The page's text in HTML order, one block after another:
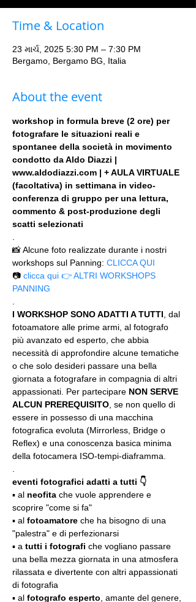
Time & Location
23 માર્ચ, 2025 5:30 PM – 7:30 PM
Bergamo, Bergamo BG, Italia
About the event
workshop in formula breve (2 ore) per
fotografare le situazioni reali e
spontanee della società in movimento
condotto da Aldo Diazzi |
www.aldodiazzi.com | + AULA VIRTUALE
(facoltativa) in settimana in video-
conferenza di gruppo per una lettura,
commento & post-produzione degli
scatti selezionati
📸 Alcune foto realizzate durante i nostri
workshops sul Panning: CLICCA QUI
📷 clicca qui 👉 ALTRI WORKSHOPS
PANNING
I WORKSHOP SONO ADATTI A TUTTI , dal
fotoamatore alle prime armi, al fotografo
più avanzato ed esperto, che abbia
necessità di approfondire alcune tematiche
o che solo desideri passare una bella
giornata a fotografare in compagnia di altri
appassionati. Per partecipare NON SERVE
ALCUN PREREQUISITO , se non quello di
essere in possesso di una macchina
fotografica evoluta (Mirrorless, Bridge o
Reflex) e una conoscenza basica minima
della fotocamera ISO-tempi-diaframma.
eventi fotografici adatti a tutti 👇
▪️ al neofita che vuole apprendere e
scoprire "come si fa"
▪️ al fotoamatore che ha bisogno di una
"palestra" e di perfezionarsi
▪️ a tutti i fotografi che vogliano passare
una bella mezza giornata in una atmosfera
rilassata e divertente con altri appassionati
di fotografia
▪️ al fotografo esperto , amante del genere,